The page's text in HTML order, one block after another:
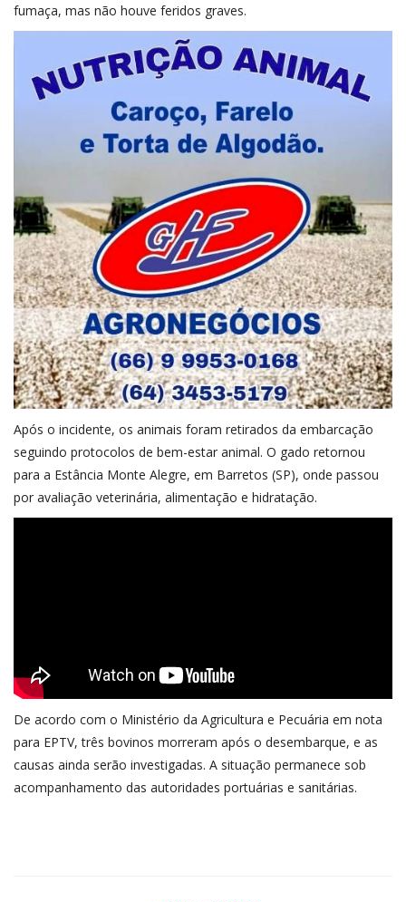
fumaça, mas não houve feridos graves.
Após o incidente, os animais foram retirados da embarcação
seguindo protocolos de bem-estar animal. O gado retornou
para a Estância Monte Alegre, em Barretos (SP), onde passou
por avaliação veterinária, alimentação e hidratação.
De acordo com o Ministério da Agricultura e Pecuária em nota
para EPTV, três bovinos morreram após o desembarque, e as
causas ainda serão investigadas. A situação permanece sob
acompanhamento das autoridades portuárias e sanitárias.